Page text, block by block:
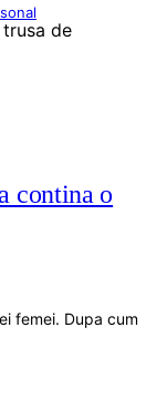
contina o
femei. Dupa cum